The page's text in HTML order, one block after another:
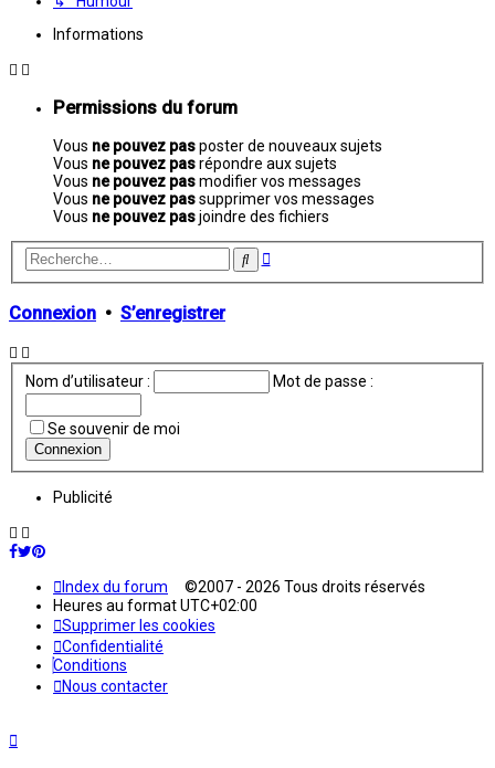
Informations
Permissions du forum
Vous ne pouvez pasposter de nouveaux sujets
Vous ne pouvez pasrépondre aux sujets
Vous ne pouvez pasmodifier vos messages
Vous ne pouvez passupprimer vos messages
Vous ne pouvez pasjoindre des fichiers
Rechercher
Recherche
Connexion • S’enregistrer
Nom d’utilisateur : Mot de passe :
Se souvenir de moi
Publicité
Index du forum ©2007 - 2026 Tous droits réservés
Heures au formatUTC+02:00
Supprimer les cookies
Confidentialité
Conditions
Nous contacter